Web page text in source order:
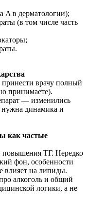
A в дерматологии);
(в том числе часть
врачу полный
принимаете).
— изменились
нужна динамика и
как частые
повышения ТГ. Нередко
фон, особенности
влияет на липиды.
алкоголь и общий
логики, а не